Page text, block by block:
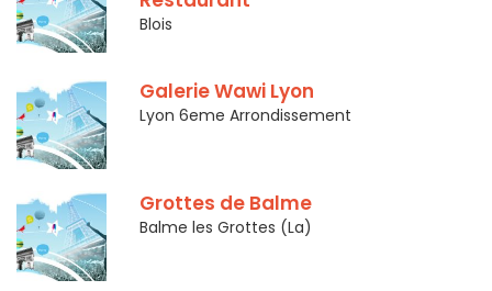
Blois
Galerie Wawi Lyon
Lyon 6eme Arrondissement
Grottes de Balme
Balme les Grottes (La)